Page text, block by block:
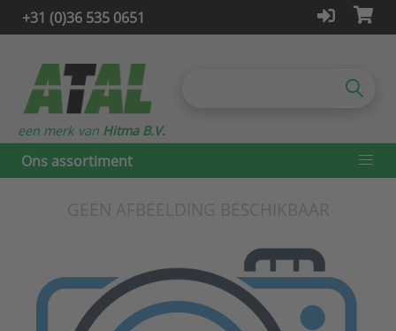
+31 (0)36 535 0651
Ons assortiment
een merk van Hitma B.V.